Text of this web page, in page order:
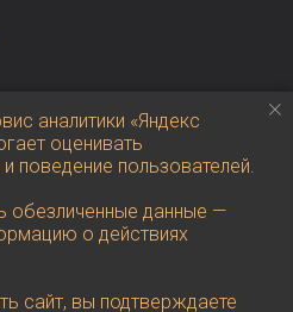
Развлечение
Какое вы животное по характеру?
Тест на знание птиц по фото
аналитики «Яндекс
оценивать
поведение пользователей.
обезличенные данные —
о действиях
сайт, вы подтверждаете